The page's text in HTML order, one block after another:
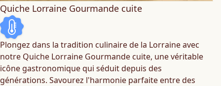
Quiche Lorraine Gourmande cuite
Plongez dans la tradition culinaire de la Lorraine avec
notre Quiche Lorraine Gourmande cuite, une véritable
icône gastronomique qui séduit depuis des
générations. Savourez l'harmonie parfaite entre des